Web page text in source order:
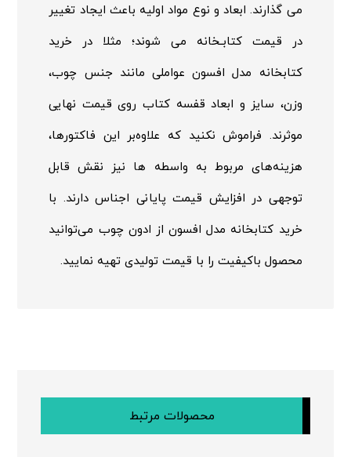
می گذارند. ابعاد و نوع مواد اولیه باعث ایجاد تغییر
در قیمت کتابـخانه می شوند؛ مثلا در خرید
کتابخانه مدل افسون عواملی مانند جنس چوب،
وزن، سایز و ابعاد قفسه کتاب روی قیمت نهایی
موثرند. فراموش نکنید که علاوه‌بر این فاکتورها،
هزینه‌های مربوط به واسطه ها نیز نقش قابل
توجهی در افزایش قیمت پایانی اجناس دارند. با
خرید کتابخانه مدل افسون از ادون چوب می‌توانید
محصول باکیفیت را با قیمت تولیدی تهیه نمایید.
محصولات مرتبط